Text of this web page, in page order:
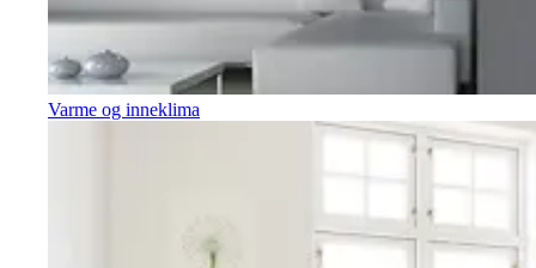
Varme og inneklima